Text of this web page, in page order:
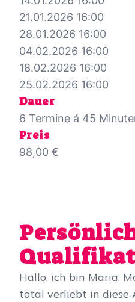
21.01.2026 16:00
28.01.2026 16:00
04.02.2026 16:00
18.02.2026 16:00
25.02.2026 16:00
Dauer
6 Termine á 45
Preis
98,00 €
Hallo, ich bin Maria.
total verliebt in diese